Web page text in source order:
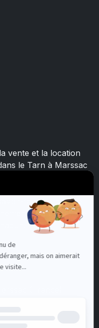
vente et la location
le Tarn à Marssac
faire de plus de
tout en œuvre